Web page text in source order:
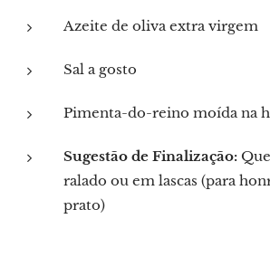
Azeite de oliva extra virgem
Sal a gosto
Pimenta-do-reino moída na
Sugestão de Finalização:
ralado ou em lascas (para
prato)